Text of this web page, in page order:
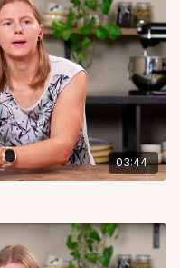
03:44